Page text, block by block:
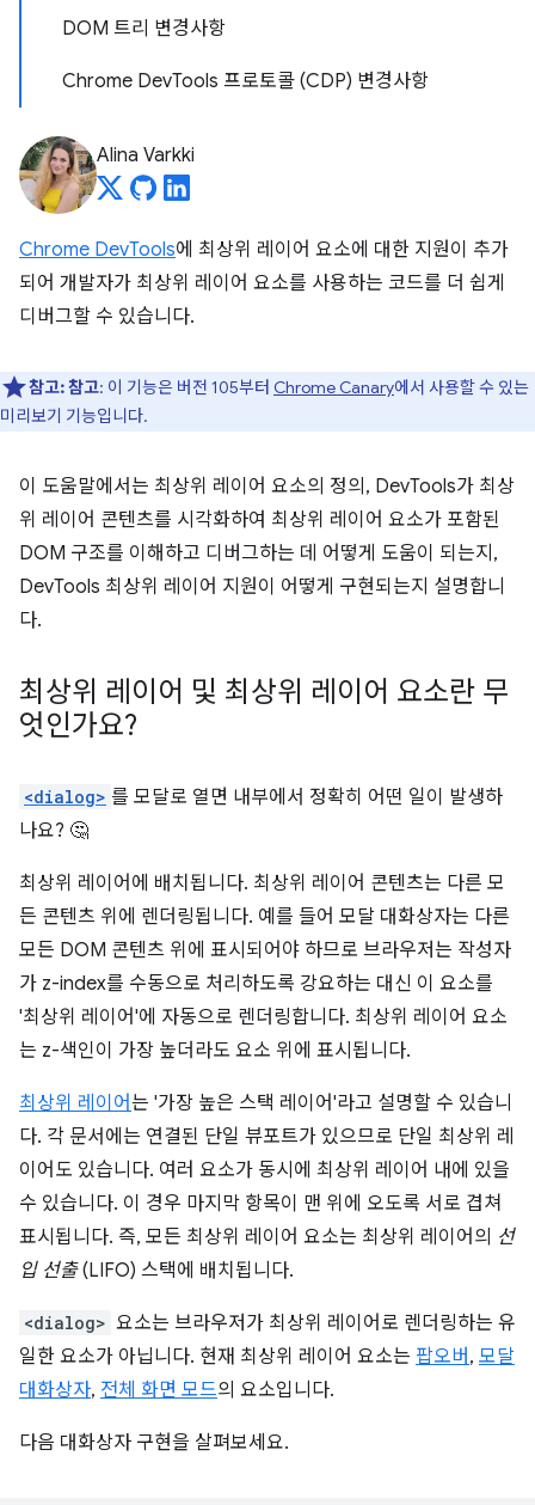
DOM 트리 변경사항
Chrome DevTools 프로토콜 (CDP) 변경사항
Alina Varkki
Chrome DevTools에 최상위 레이어 요소에 대한 지원이 추가
되어 개발자가 최상위 레이어 요소를 사용하는 코드를 더 쉽게
디버그할 수 있습니다.
참고:참고: 이 기능은 버전 105부터 Chrome Canary에서 사용할 수 있는
미리보기 기능입니다.
이 도움말에서는 최상위 레이어 요소의 정의, DevTools가 최상
위 레이어 콘텐츠를 시각화하여 최상위 레이어 요소가 포함된
DOM 구조를 이해하고 디버그하는 데 어떻게 도움이 되는지,
DevTools 최상위 레이어 지원이 어떻게 구현되는지 설명합니
다.
최상위 레이어 및 최상위 레이어 요소란 무
엇인가요?
<dialog> 를 모달로 열면 내부에서 정확히 어떤 일이 발생하
나요? 🤔
최상위 레이어에 배치됩니다. 최상위 레이어 콘텐츠는 다른 모
든 콘텐츠 위에 렌더링됩니다. 예를 들어 모달 대화상자는 다른
모든 DOM 콘텐츠 위에 표시되어야 하므로 브라우저는 작성자
가 z-index를 수동으로 처리하도록 강요하는 대신 이 요소를
'최상위 레이어'에 자동으로 렌더링합니다. 최상위 레이어 요소
는 z-색인이 가장 높더라도 요소 위에 표시됩니다.
최상위 레이어는 '가장 높은 스택 레이어'라고 설명할 수 있습니
다. 각 문서에는 연결된 단일 뷰포트가 있으므로 단일 최상위 레
이어도 있습니다. 여러 요소가 동시에 최상위 레이어 내에 있을
수 있습니다. 이 경우 마지막 항목이 맨 위에 오도록 서로 겹쳐
표시됩니다. 즉, 모든 최상위 레이어 요소는 최상위 레이어의 선
입 선출(LIFO) 스택에 배치됩니다.
<dialog> 요소는 브라우저가 최상위 레이어로 렌더링하는 유
일한 요소가 아닙니다. 현재 최상위 레이어 요소는 팝오버 , 모달
대화상자, 전체 화면 모드의 요소입니다.
다음 대화상자 구현을 살펴보세요.